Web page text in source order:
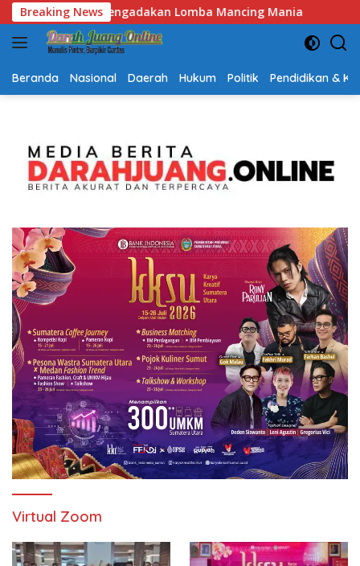
Langsung
ke
konten
Breaking News
Mania Semarak HUT RI dan Hari Jadi Kalsel,
Beranda Nasional Daerah Hukum Politik Pendidikan &
Virtual Zoom